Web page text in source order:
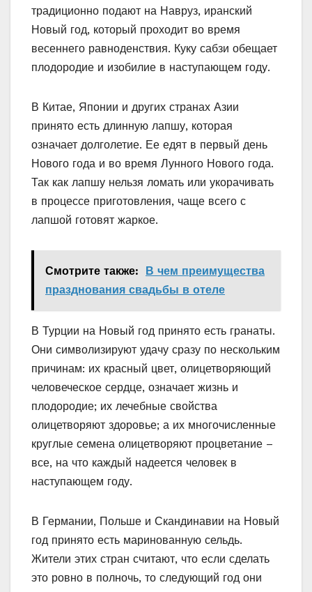
традиционно подают на Навруз, иранский
Новый год, который проходит во время
весеннего равноденствия. Куку сабзи обещает
плодородие и изобилие в наступающем году.
В Китае, Японии и других странах Азии
принято есть длинную лапшу, которая
означает долголетие. Ее едят в первый день
Нового года и во время Лунного Нового года.
Так как лапшу нельзя ломать или укорачивать
в процессе приготовления, чаще всего с
лапшой готовят жаркое.
Смотрите также:
В чем преимущества
празднования свадьбы в отеле
В Турции на Новый год принято есть гранаты.
Они символизируют удачу сразу по нескольким
причинам: их красный цвет, олицетворяющий
человеческое сердце, означает жизнь и
плодородие; их лечебные свойства
олицетворяют здоровье; а их многочисленные
круглые семена олицетворяют процветание –
все, на что каждый надеется человек в
наступающем году.
В Германии, Польше и Скандинавии на Новый
год принято есть маринованную сельдь.
Жители этих стран считают, что если сделать
это ровно в полночь, то следующий год они